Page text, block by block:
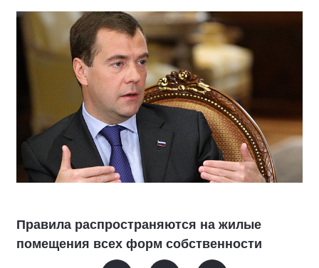
Правила распространяются на жилые
помещения всех форм собственности